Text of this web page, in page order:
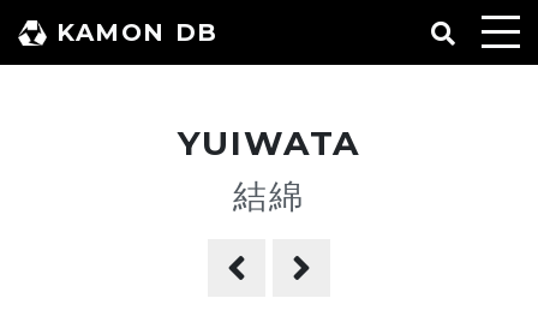
ン
KAMON DB
YUIWATA
結綿